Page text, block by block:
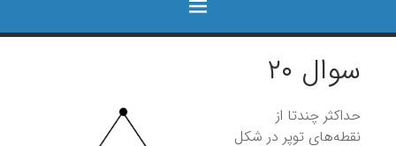
سوال ۲۰
حداکثر چندتا از
نقطه‌های توپر در شکل